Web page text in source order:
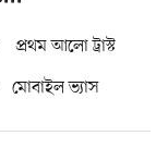
প্রথম আলো ট্রাস্ট
মোবাইল ভ্যাস